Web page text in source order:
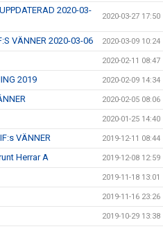
2020-03-
2020-03-27 17:50
VÄNNER 2020-03-06 2020-03-09 10:24
2020-02-11 08:47
2019 2020-02-09 14:34
2020-02-05 08:06
2020-01-25 14:40
VÄNNER 2019-12-11 08:44
Herrar A 2019-12-08 12:59
2019-11-18 13:01
2019-11-16 23:26
2019-10-29 13:38